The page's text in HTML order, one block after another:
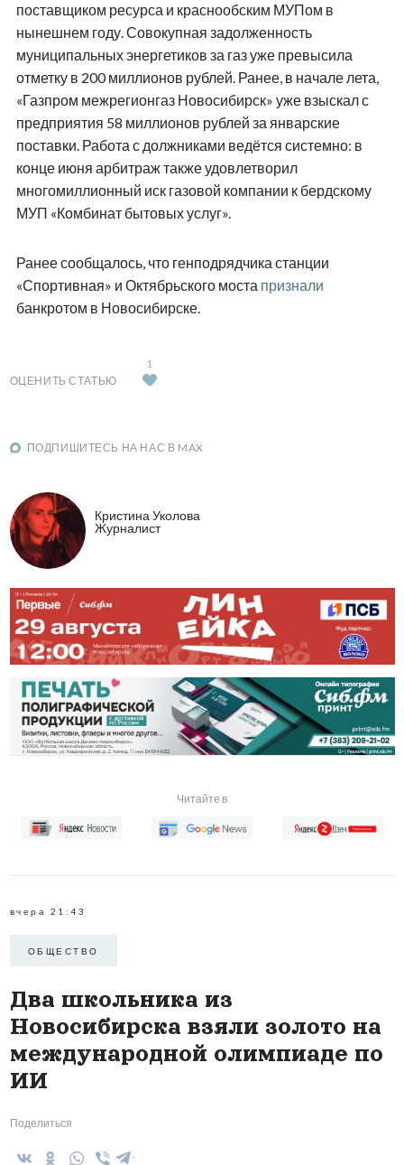
поставщиком ресурса и краснообским МУПом в
нынешнем году. Совокупная задолженность
муниципальных энергетиков за газ уже превысила
отметку в 200 миллионов рублей. Ранее, в начале лета,
«Газпром межрегионгаз Новосибирск» уже взыскал с
предприятия 58 миллионов рублей за январские
поставки. Работа с должниками ведётся системно: в
конце июня арбитраж также удовлетворил
многомиллионный иск газовой компании к бердскому
МУП «Комбинат бытовых услуг».
Ранее сообщалось, что генподрядчика станции
«Спортивная» и Октябрьского моста признали
банкротом в Новосибирске.
ОЦЕНИТЬ СТАТЬЮ
1
ПОДПИШИТЕСЬ НА НАС В MAX
Кристина Уколова
Журналист
Читайте в
вчера 21:43
ОБЩЕСТВО
Два школьника из
Новосибирска взяли золото на
международной олимпиаде по
ИИ
Поделиться